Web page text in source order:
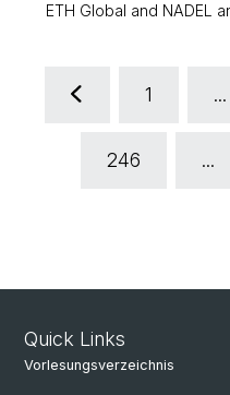
ETH Global and NADEL
1 ...
246 ...
Quick Links
Vorlesungsverzeichnis